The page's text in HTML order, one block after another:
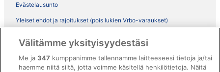
Evästelausunto
Yleiset ehdot ja rajoitukset (pois lukien Vrbo-varaukset)
ebookers BONUS+ -ohjelman ehdot
Välitämme yksityisyydestäsi
Me ja347 kumppanimme tallennamme laitteeseesi tietoja ja/tai
haemme niitä siitä, jotta voimme käsitellä henkilötietoja. Näitä